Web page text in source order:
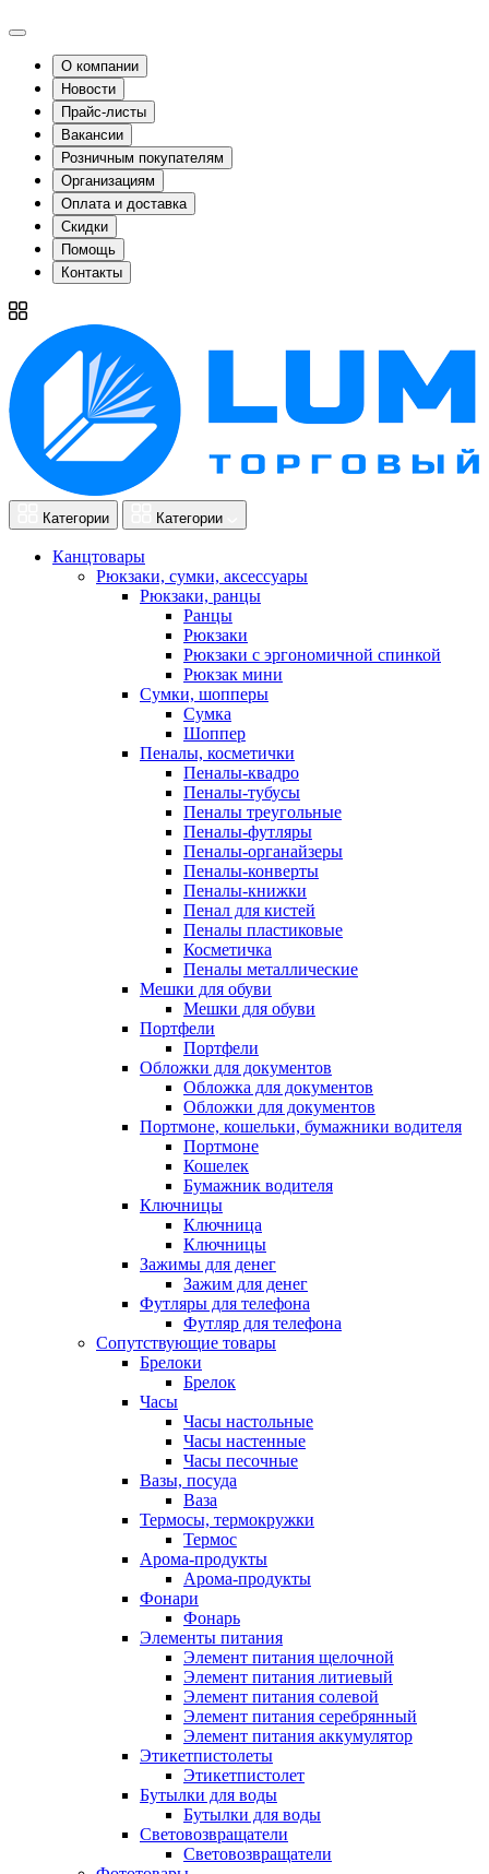
О компании
Новости
Прайс-листы
Вакансии
Розничным покупателям
Организациям
Оплата и доставка
Скидки
Помощь
Контакты
Категории Категории
Канцтовары
Рюкзаки, сумки, аксессуары
Рюкзаки, ранцы
Ранцы
Рюкзаки
Рюкзаки с эргономичной спинкой
Рюкзак мини
Сумки, шопперы
Сумка
Шоппер
Пеналы, косметички
Пеналы-квадро
Пеналы-тубусы
Пеналы треугольные
Пеналы-футляры
Пеналы-органайзеры
Пеналы-конверты
Пеналы-книжки
Пенал для кистей
Пеналы пластиковые
Косметичка
Пеналы металлические
Мешки для обуви
Мешки для обуви
Портфели
Портфели
Обложки для документов
Обложка для документов
Обложки для документов
Портмоне, кошельки, бумажники водителя
Портмоне
Кошелек
Бумажник водителя
Ключницы
Ключница
Ключницы
Зажимы для денег
Зажим для денег
Футляры для телефона
Футляр для телефона
Сопутствующие товары
Брелоки
Брелок
Часы
Часы настольные
Часы настенные
Часы песочные
Вазы, посуда
Ваза
Термосы, термокружки
Термос
Арома-продукты
Арома-продукты
Фонари
Фонарь
Элементы питания
Элемент питания щелочной
Элемент питания литиевый
Элемент питания солевой
Элемент питания серебрянный
Элемент питания аккумулятор
Этикетпистолеты
Этикетпистолет
Бутылки для воды
Бутылки для воды
Световозвращатели
Световозвращатели